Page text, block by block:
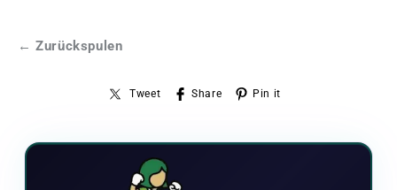
← Zurückspulen
Tweet Share Pin it